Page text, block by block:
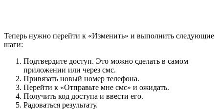
Теперь нужно перейти к «Изменить» и выполнить следующие
шаги:
Подтвердите доступ. Это можно сделать в самом
приложении или через смс.
Привязать новый номер телефона.
Перейти к «Отправьте мне смс» и ожидать.
Получить код доступа и ввести его.
Радоваться результату.